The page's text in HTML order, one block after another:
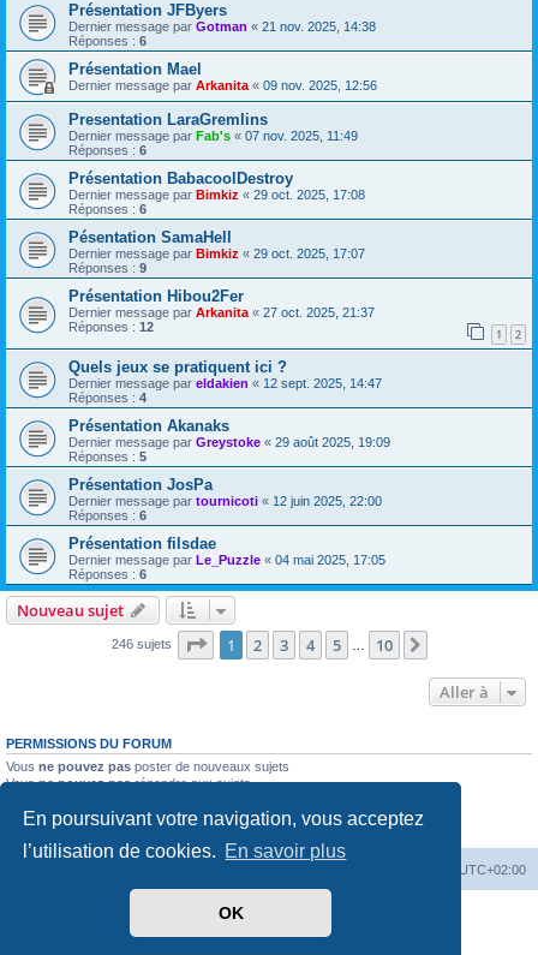
En poursuivant votre navigation, vous acceptez
l’utilisation de cookies. En savoir plus
OK
Présentation JFByers
Dernier message par Gotman « 21 nov. 2025, 14:38
Réponses : 6
Présentation Mael
Dernier message par Arkanita « 09 nov. 2025, 12:56
Presentation LaraGremlins
Dernier message par Fab's « 07 nov. 2025, 11:49
Réponses : 6
Présentation BabacoolDestroy
Dernier message par Bimkiz « 29 oct. 2025, 17:08
Réponses : 6
Pésentation SamaHell
Dernier message par Bimkiz « 29 oct. 2025, 17:07
Réponses : 9
Présentation Hibou2Fer
Dernier message par Arkanita « 27 oct. 2025, 21:37
Réponses : 12 1 2
Quels jeux se pratiquent ici ?
Dernier message par eldakien « 12 sept. 2025, 14:47
Réponses : 4
Présentation Akanaks
Dernier message par Greystoke « 29 août 2025, 19:09
Réponses : 5
Présentation JosPa
Dernier message par tournicoti « 12 juin 2025, 22:00
Réponses : 6
Présentation filsdae
Dernier message par Le_Puzzle « 04 mai 2025, 17:05
Réponses : 6
Nouveau sujet
246 sujets Page 1sur10
1 2 3 4 5 10
Aller à
PERMISSIONS DU FORUM
Vous ne pouvez pas poster de nouveaux sujets
Vousne pouvez pasrépondre aux sujets
Vousne pouvez passupprimer vos messages
ne pouvez pas joindre des fichiers
UTC+02:00
phpBB ® Forum Software © phpBB Limited
Traduit parphpBB-fr.com